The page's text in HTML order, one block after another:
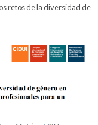
retos de la diversidad de